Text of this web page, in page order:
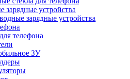
зарядные устройства
зарядные устройства
телефона
ЗУ